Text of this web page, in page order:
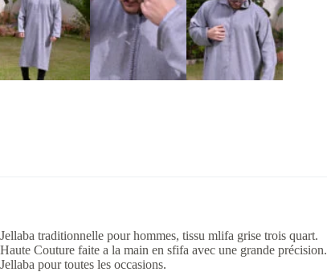
Jellaba traditionnelle pour hommes, tissu mlifa grise trois quart.
Haute Couture faite a la main en sfifa avec une grande précision.
Jellaba pour toutes les occasions.